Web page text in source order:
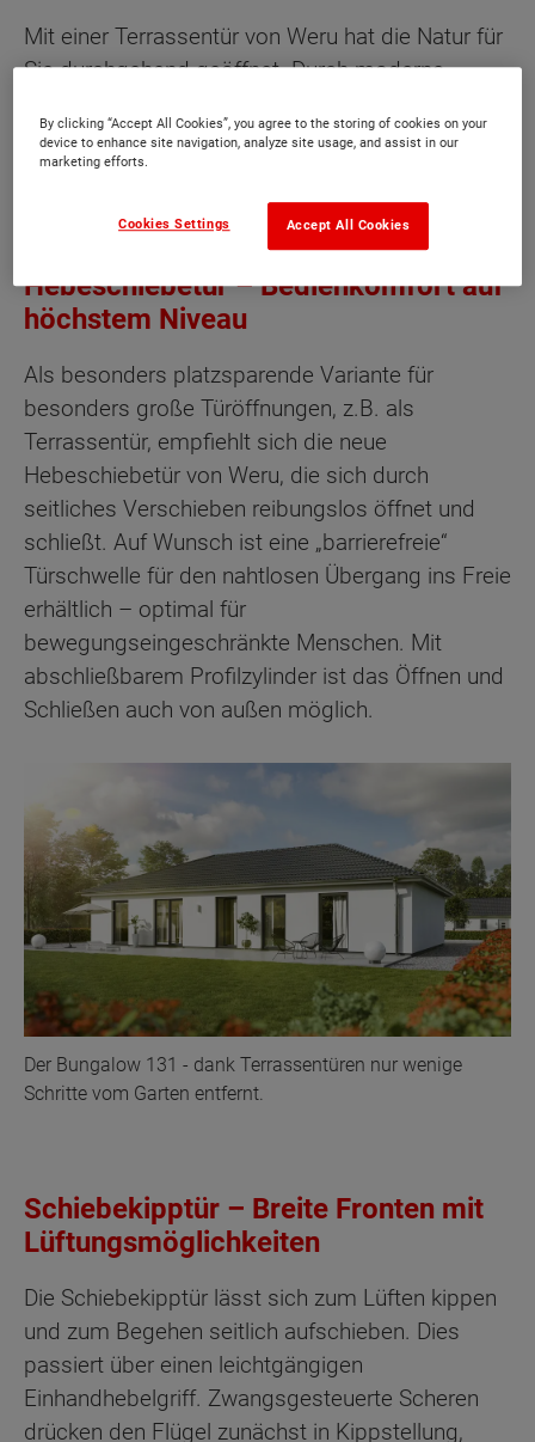
Mit einer Terrassentür von Weru hat die Natur für
Sie durchgehend geöffnet. Durch moderne
Fensterfronten werden Garten, Terrasse, Balkon
und Wintergarten zu einem selbstverständlichen
Hebeschiebetür – Bedienkomfort auf
höchstem Niveau
Der Bungalow 131 - dank Terrassentüren nur wenige
Schritte vom Garten entfernt.
Als besonders platzsparende Variante für
besonders große Türöffnungen, z.B. als
Terrassentür, empfiehlt sich die neue
Hebeschiebetür von Weru, die sich durch
seitliches Verschieben reibungslos öffnet und
schließt. Auf Wunsch ist eine „barrierefreie“
Türschwelle für den nahtlosen Übergang ins Freie
erhältlich – optimal für
bewegungseingeschränkte Menschen. Mit
abschließbarem Profilzylinder ist das Öffnen und
Schließen auch von außen möglich.
Schiebekipptür – Breite Fronten mit
Lüftungsmöglichkeiten
Die Schiebekipptür lässt sich zum Lüften kippen
und zum Begehen seitlich aufschieben. Dies
passiert über einen leichtgängigen
Einhandhebelgriff. Zwangsgesteuerte Scheren
drücken den Flügel zunächst in Kippstellung,
By clicking “Accept All Cookies”, you agree to the storing of cookies on your
device to enhance site navigation, analyze site usage, and assist in our
marketing efforts.
Accept All Cookies
Cookies Settings